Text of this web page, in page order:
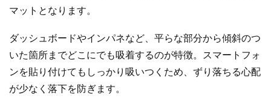
マットとなります。
ダッシュボードやインパネなど、平らな部分から傾斜のつ
いた箇所までどこにでも吸着するのが特徴。スマートフォ
ンを貼り付けてもしっかり吸いつくため、ずり落ちる心配
が少なく落下を防ぎます。